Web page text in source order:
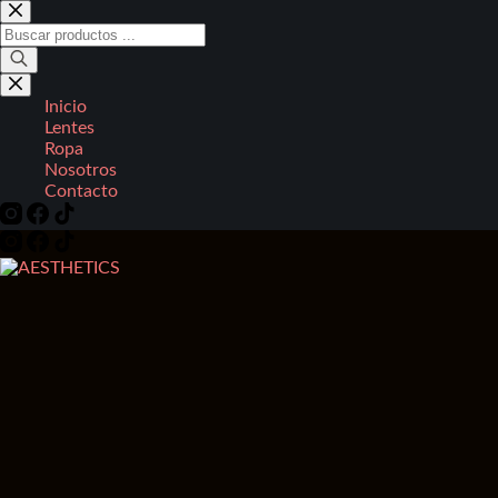
Saltar
al
contenido
Búsqueda
de
productos
Inicio
Lentes
Ropa
Nosotros
Contacto